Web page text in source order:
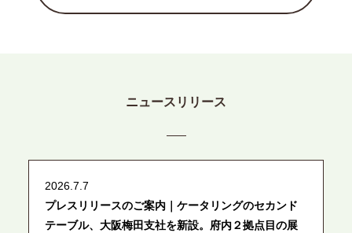
ニュースリリース
2026.7.7
プレスリリースのご案内｜ケータリングのセカンド
テーブル、大阪梅田支社を新設。府内２拠点目の展